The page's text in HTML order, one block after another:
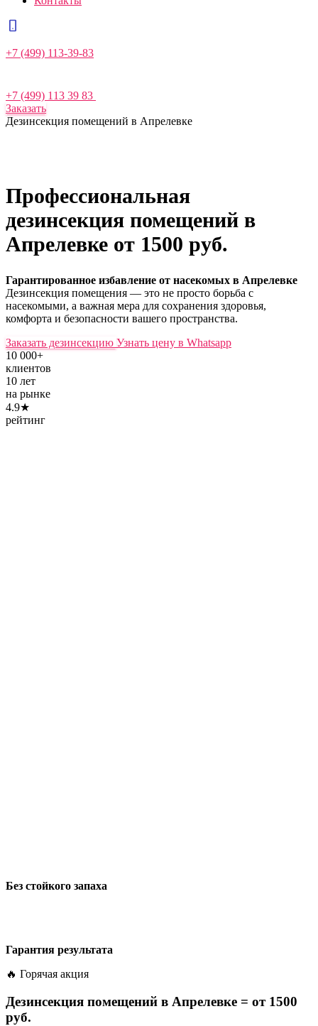
+7 (499) 113-39-83
+7 (499) 113 39 83
Заказать
Дезинсекция помещений в Апрелевке
Профессиональная
дезинсекция помещений в
Апрелевке от 1500 руб.
Гарантированное избавление от насекомых в Апрелевке
Дезинсекция помещения — это не просто борьба с
насекомыми, а важная мера для сохранения здоровья,
комфорта и безопасности вашего пространства.
Заказать дезинсекцию Узнать цену в Whatsapp
10 000+
клиентов
10 лет
на рынке
4.9★
рейтинг
Без стойкого запаха
Гарантия результата
🔥 Горячая акция
Дезинсекция помещений в Апрелевке = от 1500
руб.